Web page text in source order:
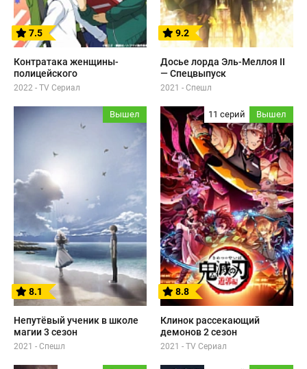
7.5
Контратака женщины-
полицейского
2022 - TV Сериал
9.2
Досье лорда Эль-Меллоя II
— Спецвыпуск
2021 - Спешл
Вышел
8.1
Непутёвый ученик в школе
магии 3 сезон
2021 - Спешл
11 серий Вышел
8.8
Клинок рассекающий
демонов 2 сезон
2021 - TV Сериал